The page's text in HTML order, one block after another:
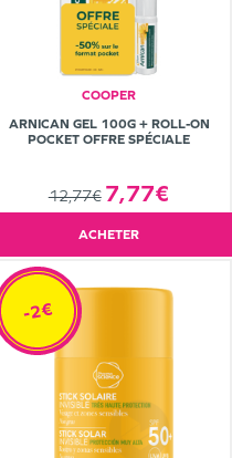
COOPER
ARNICAN GEL 100G + ROLL-ON
POCKET OFFRE SPÉCIALE
12,77€ 7,77€
ACHETER
-2€